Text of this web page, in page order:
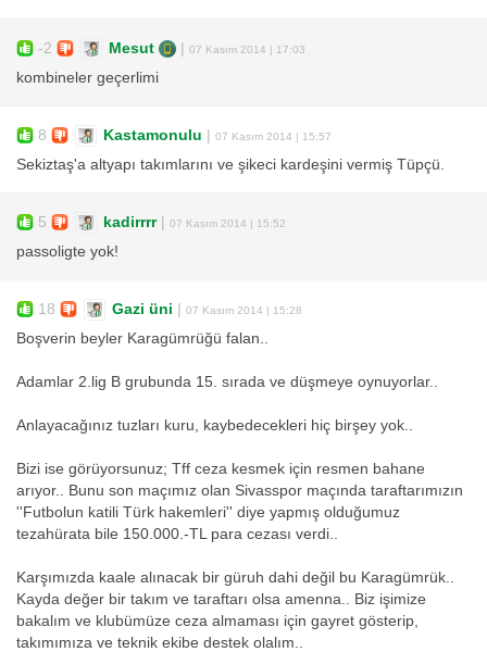
-2 Mesut | 07 Kasım 2014 | 17:03
kombineler geçerlimi
8 Kastamonulu | 07 Kasım 2014 | 15:57
Sekiztaş'a altyapı takımlarını ve şikeci kardeşini vermiş Tüpçü.
5 kadirrrr| 07 Kasım 2014 | 15:52
passoligte yok!
18 Gazi üni | 07 Kasım 2014 | 15:28
Boşverin beyler Karagümrüğü falan..
Adamlar 2.lig B grubunda 15. sırada ve düşmeye oynuyorlar..
Anlayacağınız tuzları kuru, kaybedecekleri hiç birşey yok..
Bizi ise görüyorsunuz; Tff ceza kesmek için resmen bahane
arıyor.. Bunu son maçımız olan Sivasspor maçında taraftarımızın
''Futbolun katili Türk hakemleri'' diye yapmış olduğumuz
tezahürata bile 150.000.-TL para cezası verdi..
Karşımızda kaale alınacak bir güruh dahi değil bu Karagümrük..
Kayda değer bir takım ve taraftarı olsa amenna.. Biz işimize
bakalım ve klubümüze ceza almaması için gayret gösterip,
takımımıza ve teknik ekibe destek olalım..